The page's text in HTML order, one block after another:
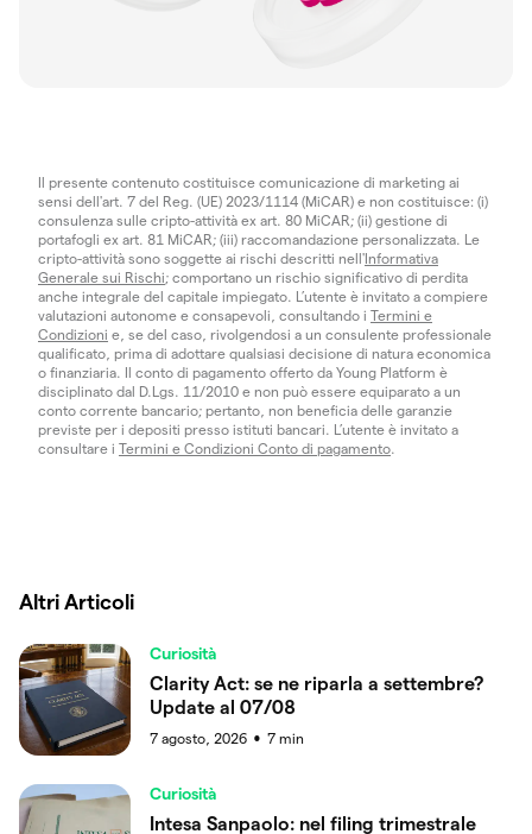
Il presente contenuto costituisce comunicazione di marketing ai
sensi dell'art. 7 del Reg. (UE) 2023/1114 (MiCAR) e non costituisce: (i)
consulenza sulle cripto-attività ex art. 80 MiCAR; (ii) gestione di
portafogli ex art. 81 MiCAR; (iii) raccomandazione personalizzata. Le
cripto-attività sono soggette ai rischi descritti nell'Informativa
Generale sui Rischi; comportano un rischio significativo di perdita
anche integrale del capitale impiegato. L’utente è invitato a compiere
valutazioni autonome e consapevoli, consultando i Termini e
Condizioni e, se del caso, rivolgendosi a un consulente professionale
qualificato, prima di adottare qualsiasi decisione di natura economica
o finanziaria. Il conto di pagamento offerto da Young Platform è
disciplinato dal D.Lgs. 11/2010 e non può essere equiparato a un
conto corrente bancario; pertanto, non beneficia delle garanzie
previste per i depositi presso istituti bancari. L’utente è invitato a
consultare i Termini e Condizioni Conto di pagamento
Altri Articoli
Curiosità
Clarity Act: se ne riparla a settembre?
Update al 07/08
7 agosto, 2026 ● 7 min
Curiosità
Intesa Sanpaolo: nel filing trimestrale